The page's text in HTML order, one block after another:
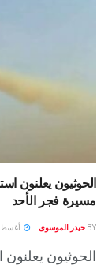
الحوثيون يعلنون
مسيرة فجر الأحد
BY حيدر الموسوى أغسطس 9,
الحوثيون